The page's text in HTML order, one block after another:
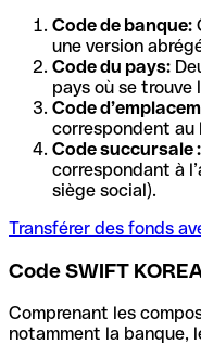
Code de banque:
une version
Code du pays:
pays où se trouve
Code
correspondent au
Code succursale :
correspondant à
siège social).
Transférer des fonds
Code SWIFT
Comprenant les
notamment la banque,